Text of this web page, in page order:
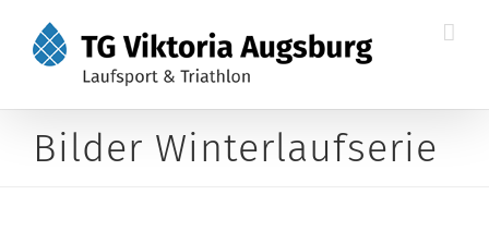
Inhalt
springen
Bilder Winterlaufserie